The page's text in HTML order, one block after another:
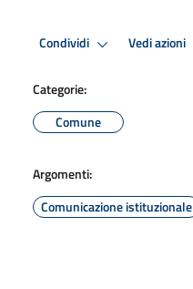
Condividi Vedi azioni
Categorie:
Comune
Argomenti:
Comunicazione istituzionale